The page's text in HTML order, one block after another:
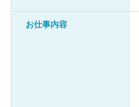
お仕事内容